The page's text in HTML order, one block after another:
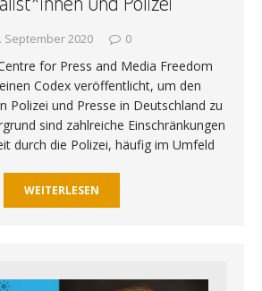
September 2020 0
for Press and Media Freedom
Codex veröffentlicht, um den
Polizei und Presse in Deutschland zu
sind zahlreiche Einschränkungen
durch die Polizei, häufig im Umfeld
WEITERLESEN